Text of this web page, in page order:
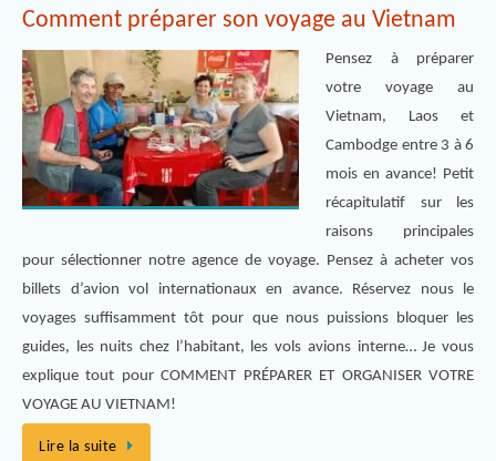
Comment préparer son voyage au Vietnam
Pensez à préparer
votre voyage au
Vietnam, Laos et
Cambodge entre 3 à 6
mois en avance! Petit
récapitulatif sur les
raisons principales
pour sélectionner notre agence de voyage. Pensez à acheter vos
billets d’avion vol internationaux en avance. Réservez nous le
voyages suffisamment tôt pour que nous puissions bloquer les
guides, les nuits chez l’habitant, les vols avions interne… Je vous
explique tout pour COMMENT PRÉPARER ET ORGANISER VOTRE
VOYAGE AU VIETNAM!
Lire la suite